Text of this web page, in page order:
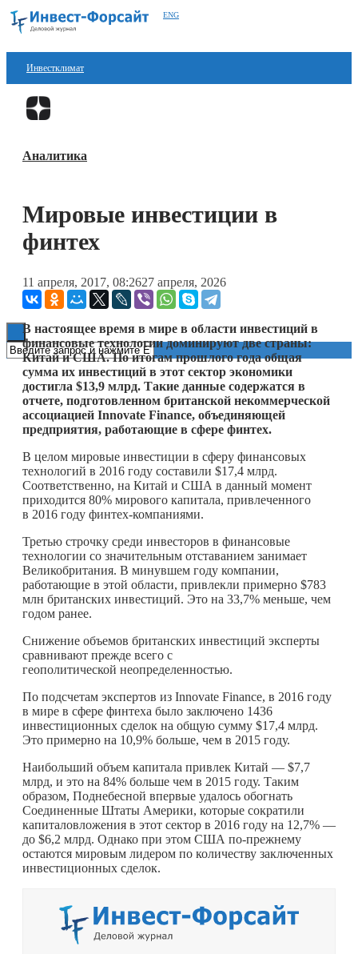
ENG
Инвестклимат
Финансы
Блокчейн
Технологии
Книги
Аналитика
Мировые инвестиции в
финтех
11 апреля, 2017, 08:2627 апреля, 2026
В настоящее время в мире в области инвестиций в
финансовые технологии доминируют две страны:
Китай и США. По итогам прошлого года общая
сумма их инвестиций в этот сектор экономики
достигла $13,9 млрд. Такие данные содержатся в
отчете, подготовленном британcкой некоммерческой
ассоциацией Innovate Finance, объединяющей
предприятия, работающие в сфере финтех.
В целом мировые инвестиции в сферу финансовых
технологий в 2016 году составили $17,4 млрд.
Соответственно, на Китай и США в данный момент
приходится 80% мирового капитала, привлеченного
в 2016 году финтех-компаниями.
Третью строчку среди инвесторов в финансовые
технологии со значительным отставанием занимает
Великобритания. В минувшем году компании,
работающие в этой области, привлекли примерно $783
млн британских инвестиций. Это на 33,7% меньше, чем
годом ранее.
Снижение объемов британских инвестиций эксперты
сравнивают прежде всего с
геополитической неопределенностью.
По подсчетам экспертов из Innovate Finance, в 2016 году
в мире в сфере финтеха было заключено 1436
инвестиционных сделок на общую сумму $17,4 млрд.
Это примерно на 10,9% больше, чем в 2015 году.
Наибольший объем капитала привлек Китай — $7,7
млрд, и это на 84% больше чем в 2015 году. Таким
образом, Поднебесной впервые удалось обогнать
Соединенные Штаты Америки, которые сократили
капиталовложения в этот сектор в 2016 году на 12,7% —
до $6,2 млрд. Однако при этом США по-прежнему
остаются мировым лидером по количеству заключенных
инвестиционных сделок.